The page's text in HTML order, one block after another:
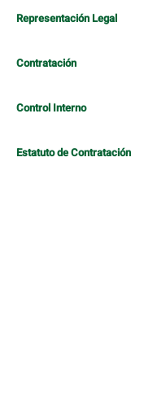
Representación Legal
Contratación
Control Interno
Estatuto de Contratación